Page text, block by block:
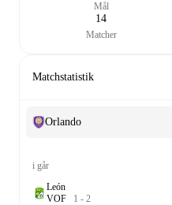
Mål
14
Matcher
Matchstatistik
Orlando
i går
León
VOF 1 - 2